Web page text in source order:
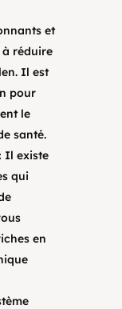
et
réduire
Il est
pour
le
santé.
Il existe
qui
en